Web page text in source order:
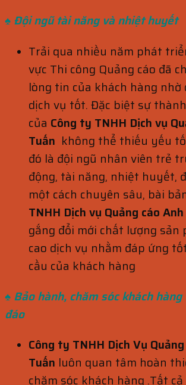
♠ Đội ngũ tài năng và nhiệt huyết
Trải qua nhiều năm phát
vực Thi công Quảng cáo đã
lòng tin của khách hàng nhờ
dịch vụ tốt. Đặc biệt sự
của Công ty TNHH Dịch vụ
Tuấn không thể thiếu yếu
đó là đội ngũ nhân viên trẻ
động, tài năng, nhiệt huyết,
một cách chuyên sâu, bài
TNHH Dịch vụ Quảng cáo
gắng đổi mới chất lượng sản
cao dịch vụ nhằm đáp ứng
cầu của khách hàng
♠ Bảo hành, chăm sóc khách hàng
đáo
Công ty TNHH Dịch Vụ
Tuấn luôn quan tâm hoàn
chăm sóc khách hàng .Tất